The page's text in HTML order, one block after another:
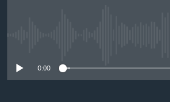
ຊຸມຊົນຊາວລາວ
0:00